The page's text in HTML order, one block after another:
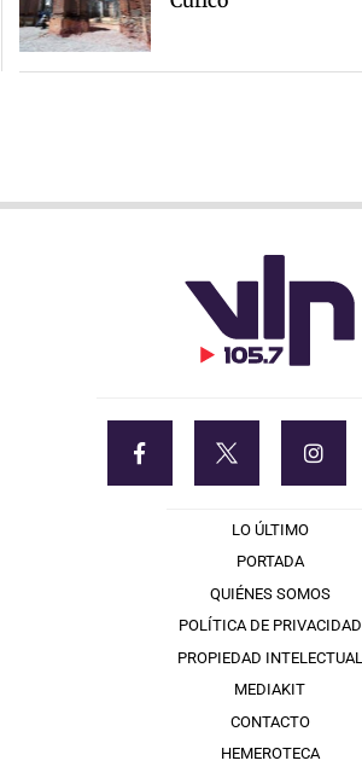
LO ÚLTIMO
PORTADA
QUIÉNES SOMOS
POLÍTICA DE PRIVACIDAD
PROPIEDAD INTELECTUAL
MEDIAKIT
CONTACTO
HEMEROTECA